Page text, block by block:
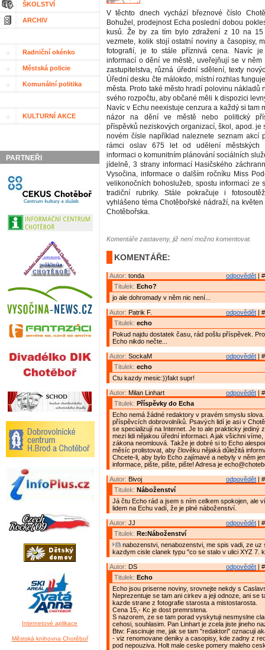
ŠKOLSTVÍ
ARCHIV
Radniční okénko
Městská policie
Komunální politika
KULTURNÍ AKCE
PARTNEŘI
Internetové aplikace
Městská knihovna Chotěboř
V těchto dnech vychází březnové číslo
Bohužel, prodejnost Echa poslední dobou
kusů. Že by za tím bylo zdražení z 10 na
vezmete, kolik stojí ostatní noviny a časopisy,
fotografií, je to stále příznivá cena. Navíc
informací o dění ve městě, uveřejňují se v
zastupitelstva, různá úřední sdělení, texty
Úřední desku čte málokdo, místní rozhlas
města. Proto také město hradí polovinu nákladů
svého rozpočtu, aby občané měli k dispozici
Navíc v Echu neexistuje cenzura a každý si tam
názor na dění ve městě nebo politický
příspěvků neziskových organizací, škol, apod. je
novém čísle například naleznete seznam akcí
rámci oslav 675 let od udělení městských
informaci o komunitním plánování sociálních
jídelně, 3 strany informací Hasičského
Vysočina, informace o dalším ročníku Miss
velikonočních bohoslužeb, spostu informací ze
tradiční rubriky. Stále pokračuje i
vyhlášeno téma Chotěbořské nádraží, na
Chotěbořska.
Komentáře zastaveny, již není možno komentovat.
KOMENTÁŘE:
odpovědět |
Autor: tonda
Titulek: Echo?
jo ale dohromady v něm nic není...
odpovědět |
Autor: Patrik F.
Titulek: echo
Pokud najdu dostatek času, rád pošlu příspěvek.
Echo nikdo nečte...
odpovědět |
Autor: SockaM
Titulek: echo
Ctu kazdy mesic:))fakt supr!
odpovědět |
Autor: Milan Linhart
Titulek: Příspěvky do Echa
Echo nemá žádné redaktory v pravém smyslu
příspěvcích dobrovolníků. Psavých lidí je asi v
se specializují na Internet. Je to ale prakticky jediný
mezi lidi nějakou úřední informaci. A jak všichni
zákona neomlouvá. Takže je dobré si to Echo
měsíc prolistovat, aby člověku nějaká důležitá
Chcete-li, aby bylo Echo zajímavé a nebyly v něm
informace, pište, pište, pište! Adresa je
odpovědět |
Autor: Bivoj
Titulek: Náboženství
Já čtu Echo rád a jsem s ním celkem spokojen, ale
lidem na Echu vadí, že je plné náboženství.
odpovědět |
Autor: JJ
Titulek: Re:Náboženství
nabozenstvi, nenabozenstvi, me spis vadi, ze uz
kazdym cisle clanek typu "co se stalo v ulici XYZ 7.
odpovědět |
Autor: DS
Titulek: Echo
Echo jsou priserne noviny, srovnejte nekdy s
Neprezentuje se tam ani cirkev a jeji odnoze, ani se
kazde strane z fotografie starosta a mistostarosta.
Cena 15,- Kc je dost premrstena.
S nazorem, ze se tam porad vyskytuji nesmyslne
cehosi, souhlasim. Pan Linhart je zcela jiste jineho
Btw: Fascinuje me, jak se tam "redaktori" oznacuji
- viz renomovane deniky a casopisy, kde zadny z
pod nepouziva. Holt male ceske pomery maleho